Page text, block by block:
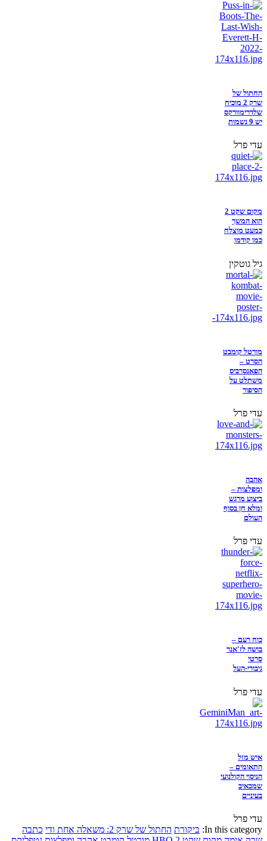
החתול של
שרק 2 מוכיח
שלדרימוורקס
יש 9 נשמות
עדי פרל
מקום שקט 2
הוא המשך
כמעט מוצלח
כמו קודמו
גיל גוטקין
מורטל קומבט
הסרט –
הפאנסרביס
משתלט על
הסיפור
עדי פרל
אהבה
ומפלצות –
ביצוע מרגש
ומלא חן בסוף
העולם
עדי פרל
כוח רעם –
בושה לז'אנר
סרטי
גיבורי-העל
עדי פרל
איש מזל
התאומים –
הניסוי הקולנועי
שמכאיב
בעיניים
עדי פרל
In this category: ביקורת החתול של שרק 2: משאלה אחת ודי
כתבה